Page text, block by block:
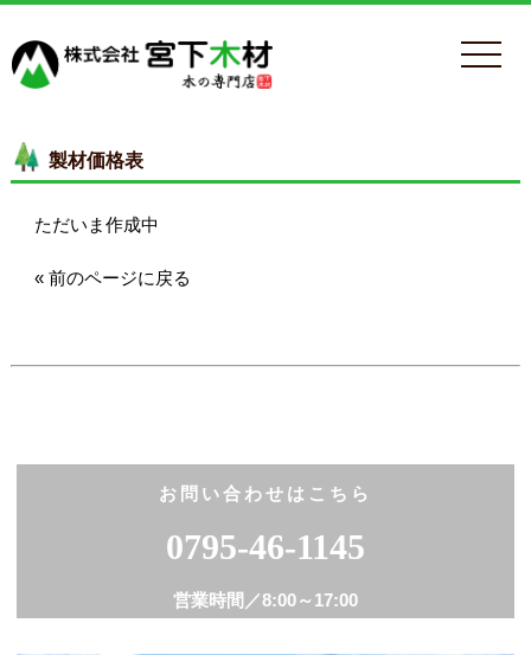
製材価格表
ただいま作成中
« 前のページに戻る
お問い合わせはこちら
0795-46-1145
営業時間／8:00～17:00